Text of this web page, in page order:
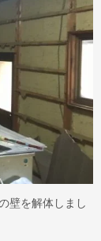
壁を解体しまし